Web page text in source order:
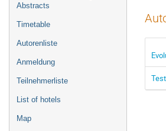
Abstracts
Timetable
Autorenliste
Anmeldung
Teilnehmerliste
List of hotels
Map